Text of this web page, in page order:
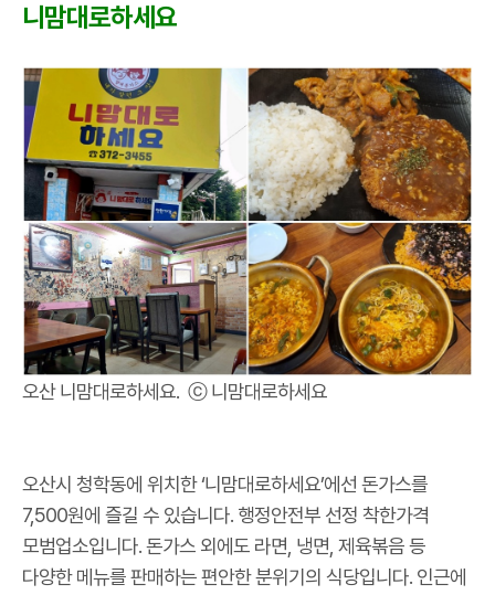
니맘대로하세요
오산 니맘대로하세요. ⓒ 니맘대로하세요
오산시 청학동에 위치한 ‘니맘대로하세요’에선 돈가스를
7,500원에 즐길 수 있습니다. 행정안전부 선정 착한가격
모범업소입니다. 돈가스 외에도 라면, 냉면, 제육볶음 등
다양한 메뉴를 판매하는 편안한 분위기의 식당입니다. 인근에